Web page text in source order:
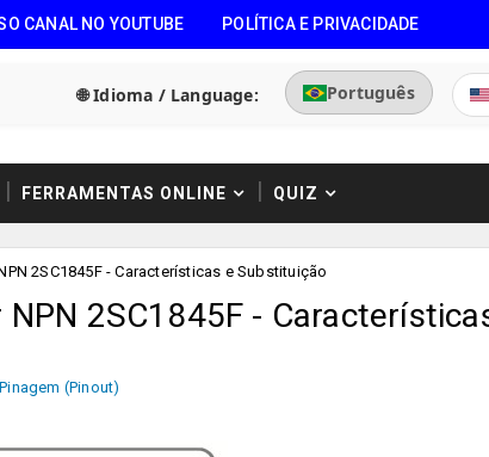
CANAL NO YOUTUBE POLÍTICA E PRIVACIDADE
🌐 Idioma / Language: Português
FERRAMENTAS ONLINE QUIZ
2SC1845F - Características e Substituição
2SC1845F -
(Pinout)